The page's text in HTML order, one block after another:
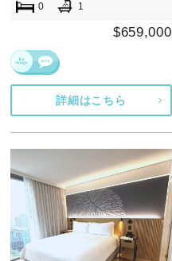
0 1
$659,000
詳細はこちら